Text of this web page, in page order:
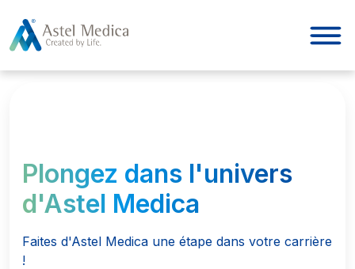
Plongez dans l'univers
d'Astel Medica
Faites d'Astel Medica une étape dans votre carrière
!